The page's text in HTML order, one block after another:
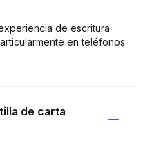
de escritura
en teléfonos
de carta